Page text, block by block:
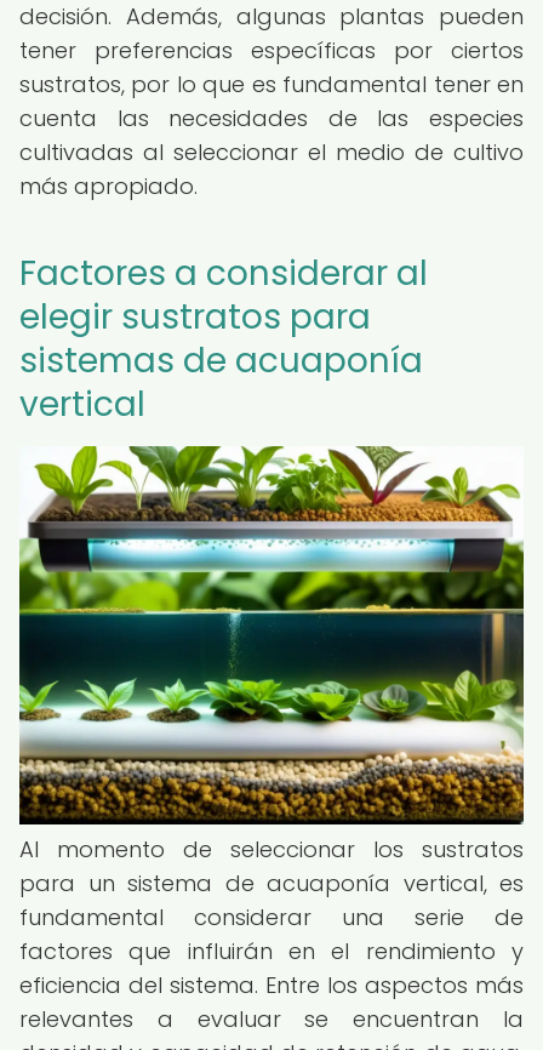
decisión. Además, algunas plantas pueden
tener preferencias específicas por ciertos
sustratos, por lo que es fundamental tener en
cuenta las necesidades de las especies
cultivadas al seleccionar el medio de cultivo
más apropiado.
Factores a considerar al
elegir sustratos para
sistemas de acuaponía
vertical
Al momento de seleccionar los sustratos
para un sistema de acuaponía vertical, es
fundamental considerar una serie de
factores que influirán en el rendimiento y
eficiencia del sistema. Entre los aspectos más
relevantes a evaluar se encuentran la